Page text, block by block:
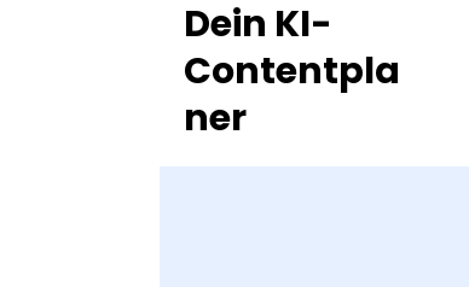
Dein KI-
Contentpla
ner